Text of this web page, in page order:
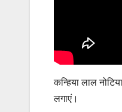
कन्हिया लाल
लगाएं।